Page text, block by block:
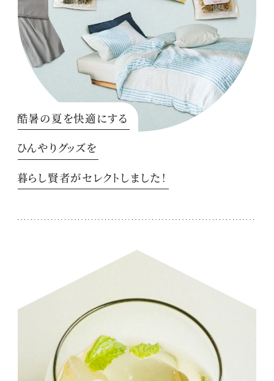
酷暑の夏を快適にする
ひんやりグッズを
暮らし賢者がセレクトしました！